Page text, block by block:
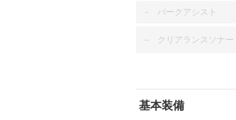
－ パークアシスト
－ クリアランスソナー
基本装備